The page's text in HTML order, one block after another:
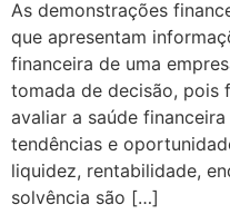
As demonstrações
que apresentam
financeira de uma
tomada de decisão, pois
avaliar a saúde
tendências e
liquidez, rentabilidade,
solvência são […]